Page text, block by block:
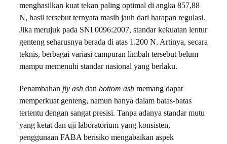
menghasilkan kuat tekan paling optimal di angka 857,88
N, hasil tersebut ternyata masih jauh dari harapan regulasi.
Jika merujuk pada SNI 0096:2007, standar kekuatan lentur
genteng seharusnya berada di atas 1.200 N. Artinya, secara
teknis, berbagai variasi campuran limbah tersebut belum
mampu memenuhi standar nasional yang berlaku.
Penambahan fly ash dan bottom ash memang dapat
memperkuat genteng, namun hanya dalam batas-batas
tertentu dengan sangat presisi. Tanpa adanya standar mutu
yang ketat dan uji laboratorium yang konsisten,
penggunaan FABA berisiko mengabaikan aspek